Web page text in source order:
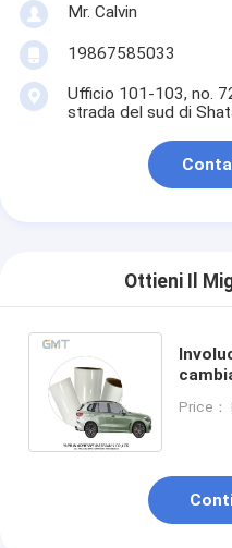
Mr. Calvin
19867585033
Ufficio 101-103, no.
strada del sud di
Ottieni Il
Price：